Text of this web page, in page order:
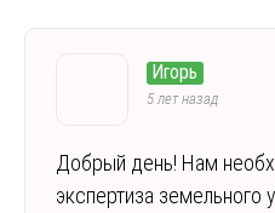
Игорь
5 лет назад
Добрый день! Нам
экспертиза земельного